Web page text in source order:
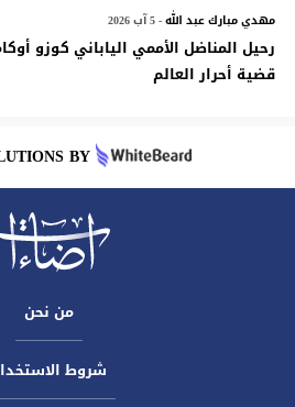
مهدي مبارك عبد الله- 5 آب 2026
رحيل المناضل الأممي الياباني كوزو
قضية أحرار العالم
BY
من نحن
شروط